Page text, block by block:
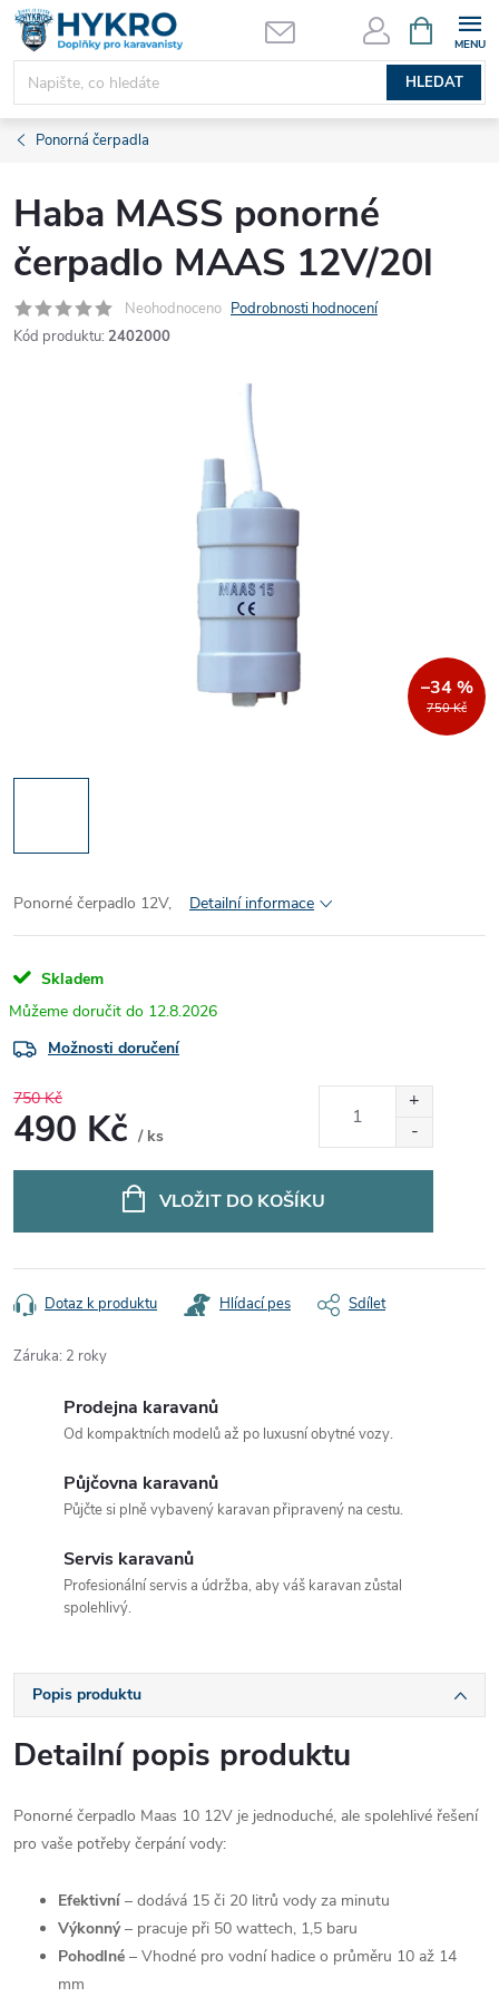
Přejít
obsah
HLEDAT
NÁKUPNÍ
KOŠÍK
Ponorná čerpadla
Haba MASS ponorné
čerpadlo MAAS 12V/20l
Neohodnoceno Podrobnosti hodnocení
Kód produktu: 2402000
750 Kč
–34 %
Ponorné čerpadlo 12V, Detailní informace
Skladem
12.8.2026
Možnosti doručení
750 Kč
490 Kč / ks
VLOŽIT DO KOŠÍKU
Dotaz k produktu Hlídací pes Sdílet
Záruka: 2 roky
Prodejna karavanů
Od kompaktních modelů až po luxusní obytné vozy.
Půjčovna karavanů
Půjčte si plně vybavený karavan připravený na cestu.
Servis karavanů
Profesionální servis a údržba, aby váš karavan zůstal
spolehlivý.
Popis produktu
Detailní popis produktu
Ponorné čerpadlo Maas 10 12V je jednoduché, ale spolehlivé řešení
pro vaše potřeby čerpání vody:
Efektivní – dodává 15 či 20 litrů vody za minutu
Výkonný – pracuje při 50 wattech, 1,5 baru
Pohodlné – Vhodné pro vodní hadice o průměru 10 až 14
mm